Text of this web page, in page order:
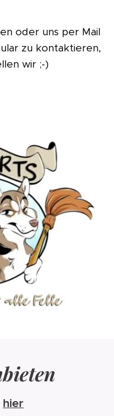
oder uns per Mail
zu kontaktieren,
wir ;-)
hier